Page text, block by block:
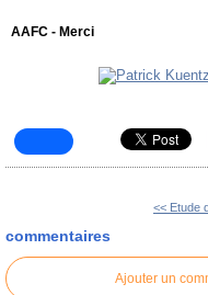
AAFC - Merci
<< Etude
commentaires
Ajouter un